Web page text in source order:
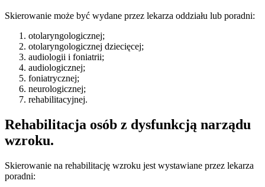
Skierowanie może być wydane przez lekarza oddziału lub poradni:
otolaryngologicznej;
otolaryngologicznej dziecięcej;
audiologii i foniatrii;
audiologicznej;
foniatrycznej;
neurologicznej;
rehabilitacyjnej.
Rehabilitacja osób z dysfunkcją narządu
wzroku.
Skierowanie na rehabilitację wzroku jest wystawiane przez lekarza
poradni: